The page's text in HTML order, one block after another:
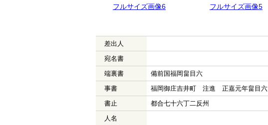
フルサイズ画像6 フルサイズ画像5
差出人
宛名書
端裏書
備前国福岡畠目六
事書
福岡御庄吉井町 注進 正嘉元年畠目六
書止
都合七十六丁二反州
人名